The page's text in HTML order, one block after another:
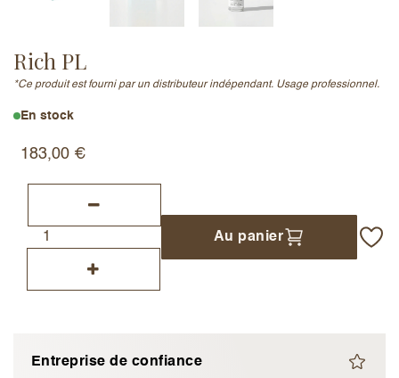
Rich PL
*Ce produit est fourni par un distributeur indépendant. Usage professionnel.
En stock
183,00 €
Au panier
Entreprise de confiance
J’accepte les